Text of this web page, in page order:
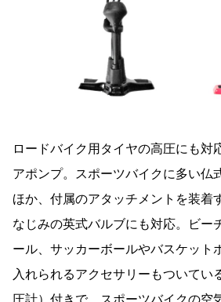
ロードバイク用タイヤの高圧にも対
アポンプ。スポーツバイクに多い仏
ほか、付属のアタッチメントを装着
なじみの英式バルブにも対応。ビー
ール、サッカーボールやバスケット
入れられるアクセサリーもついてい